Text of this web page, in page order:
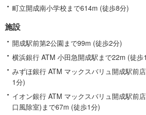
町立開成南小学校まで614m (徒歩8分)
施設
開成駅前第2公園まで99m (徒歩2分)
横浜銀行 ATM 小田急開成駅まで22m (徒歩
みずほ銀行 ATM マックスバリュ開成駅前
1分)
イオン銀行 ATM マックスバリュ開成駅前
口風除室)まで67m (徒歩1分)